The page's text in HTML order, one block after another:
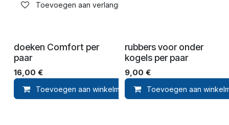
Toevoegen aan verlanglijst
doeken Comfort per
paar
16,00 €
Toevoegen aan winkelmandje Toevoegen aan
rubbers voor onder
kogels per paar
9,00 €
Toevoegen aan